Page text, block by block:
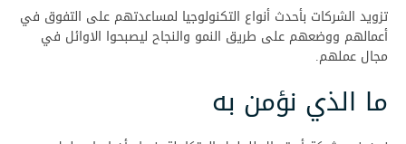
تزويد الشركات بأحدث أنواع التكنولوجيا لمساعدتهم على التفوق في
أعمالهم ووضعهم على طريق النمو والنجاح ليصبحوا الاوائل في
مجال عملهم.
ما الذي نؤمن به